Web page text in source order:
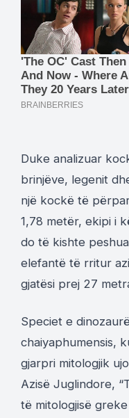
Duke analizuar
brinjëve, legenit
një kockë të
1,78 metër, ekipi i
do të kishte
elefantë të rritur
gjatësi prej 27
Speciet e
chaiyaphumensis,
gjarpri mitologjik
Azisë Juglindore,
të mitologjisë greke